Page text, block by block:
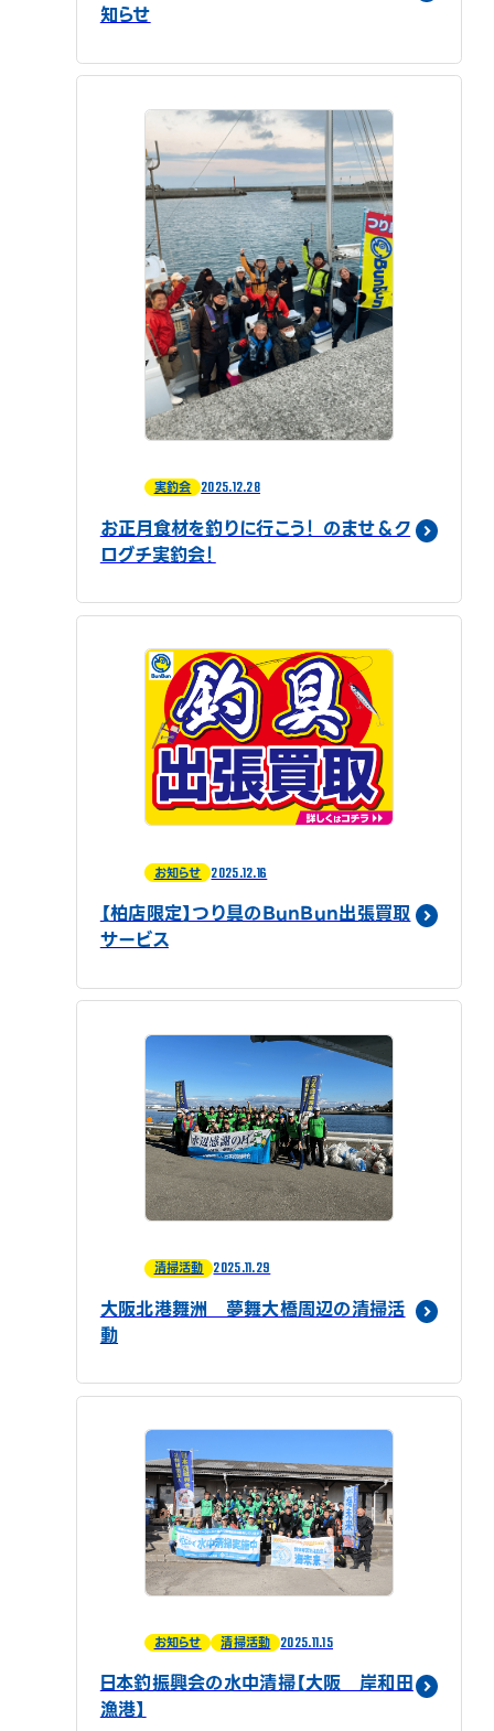
知らせ
実釣会 2025.12.28
お正月食材を釣りに行こう！ のませ＆ク
ログチ実釣会！
お知らせ 2025.12.16
【柏店限定】つり具のBunBun出張買取
サービス
清掃活動 2025.11.29
大阪北港舞洲 夢舞大橋周辺の清掃活
動
お知らせ 清掃活動 2025.11.15
日本釣振興会の水中清掃【大阪 岸和田
漁港】